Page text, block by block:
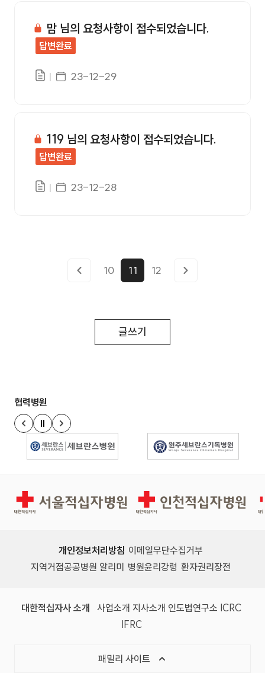
맘 님의 요청사항이 접수되었습니다.
답변완료
게시일자
23-12-29
119 님의 요청사항이 접수되었습니다.
답변완료
게시일자
23-12-28
10 11 12
글쓰기
협력병원
이전 슬라이드
정지
다음 슬라이드
경인권역재활병원 인천적십자병원
개인정보처리방침 이메일무단수집거부
지역거점공공병원 알리미
병원윤리강령 환자권리장전
대한적십자사 소개 사업소개 지사소개 인도법연구소 ICRC
IFRC
패밀리 사이트